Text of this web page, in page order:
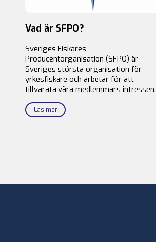
Vad är SFPO?
Sveriges Fiskares
Producentorganisation (SFPO) är
Sveriges största organisation för
yrkesfiskare och arbetar för att
tillvarata våra medlemmars intressen.
Läs mer